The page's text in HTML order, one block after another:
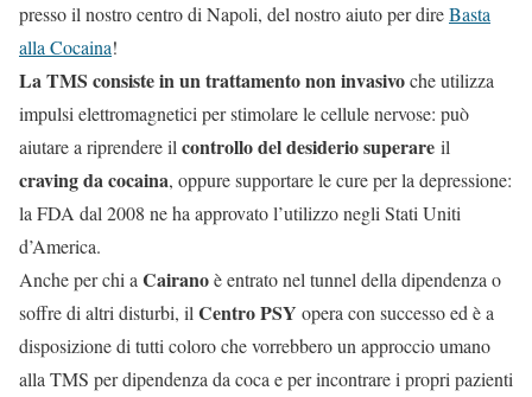
presso il nostro centro di Napoli, del nostro aiuto per direBasta
alla Cocaina!
La TMS consiste in un trattamento non invasivoche utilizza
impulsi elettromagnetici per stimolare le cellule nervose: può
aiutare a riprendere ilcontrollo del desiderio superare il
craving da cocaina, oppure supportare le cure per la depressione:
la FDA dal 2008 ne ha approvato l’utilizzo negli Stati Uniti
d’America.
Anche per chi aCairanoè entrato nel tunnel della dipendenza o
soffre di altri disturbi, ilCentro PSY opera con successo ed è a
disposizione di tutti coloro che vorrebbero un approccio umano
alla TMS per dipendenza da coca e per incontrare i propri pazienti